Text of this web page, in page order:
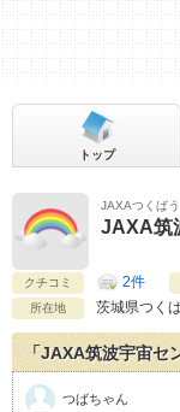
JAXAつくば
JAXA筑
クチコミ 2件
所在地 茨城県つく
トップ
「JAXA筑波宇宙セ
つばちゃん